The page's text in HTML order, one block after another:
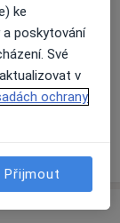
pojišťovnu
ke
poskytování
Své
v
ochrany
Přijmout